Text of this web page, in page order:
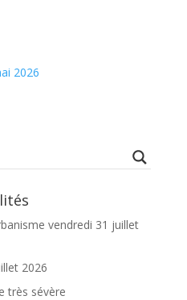
2026
vendredi 31 juillet
2026
très sévère